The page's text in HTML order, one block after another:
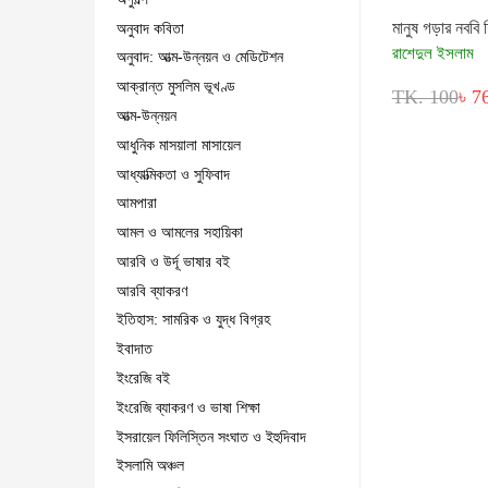
অনুবাদ কবিতা
অনুবাদ: আত্ম-উন্নয়ন ও মেডিটেশন
আক্রান্ত মুসলিম ভূখণ্ড
আত্ম-উন্নয়ন
আধুনিক মাসয়ালা মাসায়েল
আধ্যাত্মিকতা ও সুফিবাদ
আমপারা
আমল ও আমলের সহায়িকা
আরবি ও উর্দূ ভাষার বই
আরবি ব্যাকরণ
ইতিহাস: সামরিক ও যুদ্ধ বিগ্রহ
ইবাদাত
ইংরেজি বই
ইংরেজি ব্যাকরণ ও ভাষা শিক্ষা
ইসরায়েল ফিলিস্তিন সংঘাত ও ইহুদিবাদ
ইসলামি অঞ্চল
মানুষ গড়ার নববি
রাশেদুল ইসলাম
TK. 100৳